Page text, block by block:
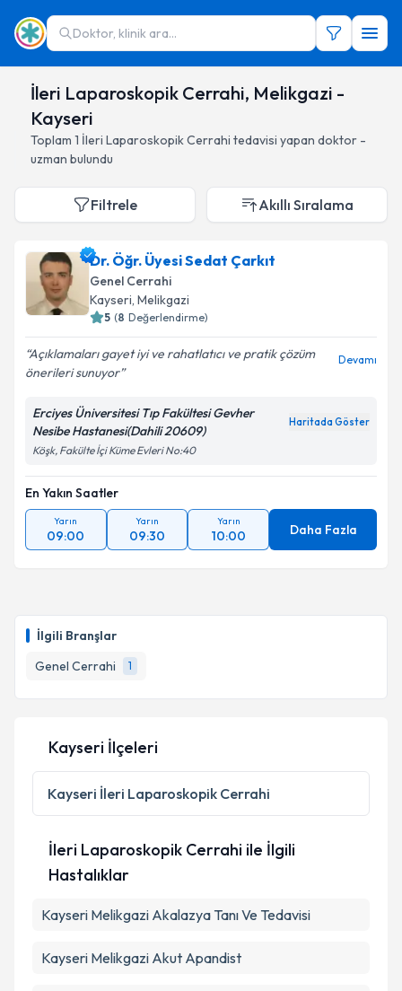
Doktor, klinik ara...
İleri Laparoskopik Cerrahi, Melikgazi -
Kayseri
Toplam 1 İleri Laparoskopik Cerrahi tedavisi yapan doktor -
uzman bulundu
İlgili Branşlar
Genel Cerrahi
1
Filtrele Akıllı Sıralama
Dr. Öğr. Üyesi Sedat Çarkıt
Genel Cerrahi
Kayseri, Melikgazi
5 (8 Değerlendirme)
Açıklamaları gayet iyi ve rahatlatıcı ve pratik çözüm
önerileri sunuyor
Devamı
Erciyes Üniversitesi Tıp Fakültesi Gevher
Nesibe Hastanesi(Dahili 20609)
Haritada Göster
Köşk, Fakülte İçi Küme Evleri No:40
En Yakın Saatler
Yarın
09:00
Yarın
09:30
Yarın
10:00 Daha Fazla
Kayseri İlçeleri
Kayseri İleri Laparoskopik Cerrahi
İleri Laparoskopik Cerrahi ile İlgili
Hastalıklar
Kayseri Melikgazi Akalazya Tanı Ve Tedavisi
Kayseri Melikgazi Akut Apandist